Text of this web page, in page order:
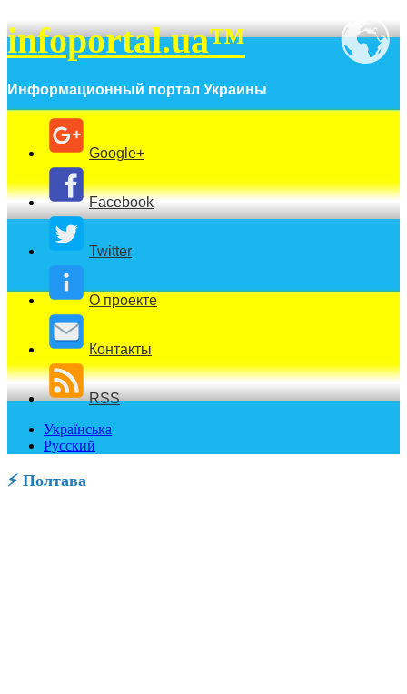
infoportal.ua™
Информационный портал Украины
Google+
Facebook
Twitter
О проекте
Контакты
RSS
Українська
Русский
⚡ Полтава